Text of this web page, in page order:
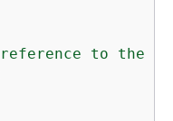
reference to the